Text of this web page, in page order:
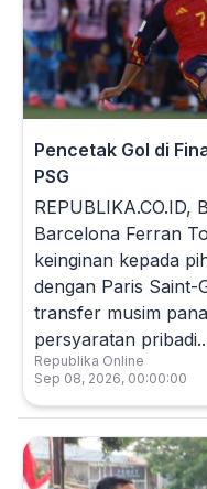
Pencetak Gol di
PSG
REPUBLIKA.CO.ID,
Barcelona Ferran
keinginan kepada
dengan Paris Saint-
transfer musim
persyaratan
Republika Online
Sep 08, 2026, 00:00:00